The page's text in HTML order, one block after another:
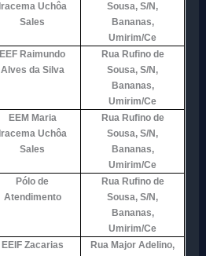
Iracema Uchôa
Sales
Sousa, S/N,
Bananas,
Umirim/Ce
EEF Raimundo
Alves da Silva
Rua Rufino de
Sousa, S/N,
Bananas,
Umirim/Ce
EEM Maria
Iracema Uchôa
Sales
Rua Rufino de
Sousa, S/N,
Bananas,
Umirim/Ce
Pólo de
Atendimento
Rua Rufino de
Sousa, S/N,
Bananas,
Umirim/Ce
EEIF Zacarias
Rua Major Adelino,